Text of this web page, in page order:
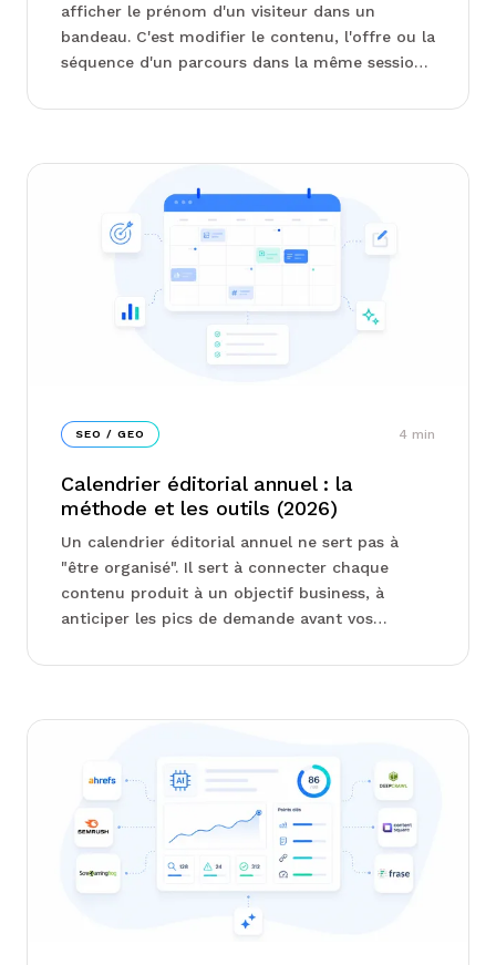
afficher le prénom d'un visiteur dans un
bandeau. C'est modifier le contenu, l'offre ou la
séquence d'un parcours dans la même session,
millisecondes plus t...
SEO / GEO 4 min
Calendrier éditorial annuel : la
méthode et les outils (2026)
Un calendrier éditorial annuel ne sert pas à
"être organisé". Il sert à connecter chaque
contenu produit à un objectif business, à
anticiper les pics de demande avant vos
sur des publications qu...